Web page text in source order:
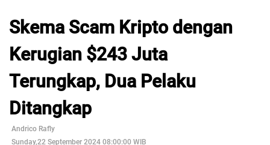
Skema Scam Kripto dengan
Kerugian $243 Juta
Terungkap, Dua Pelaku
Ditangkap
Andrico Rafly
Sunday,22 September 2024 08:00:00 WIB